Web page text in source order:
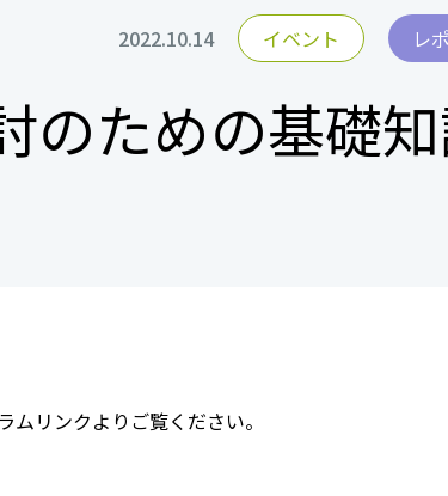
書
査
2022.10.14 イベント レ
のための基礎
リンクよりご覧ください。